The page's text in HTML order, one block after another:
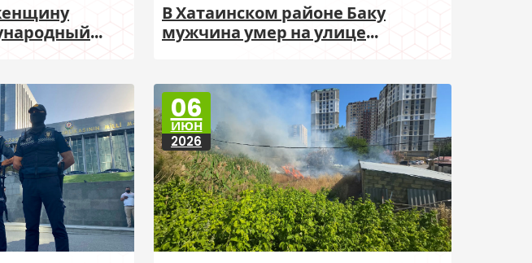
В Хатаинском районе Баку
мужчина умер на улице
06
ИЮН
2026